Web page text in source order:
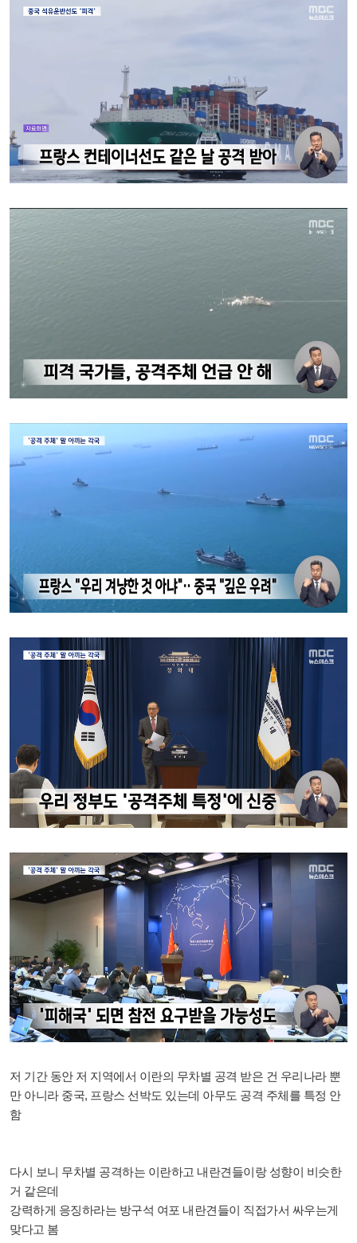
저 기간 동안 저 지역에서 이란의 무차별 공격 받은 건 우리나라 뿐
만 아니라 중국, 프랑스 선박도 있는데 아무도 공격 주체를 특정 안
함
다시 보니 무차별 공격하는 이란하고 내란견들이랑 성향이 비슷한
거 같은데
강력하게 응징하라는 방구석 여포 내란견들이 직접가서 싸우는게
맞다고 봄